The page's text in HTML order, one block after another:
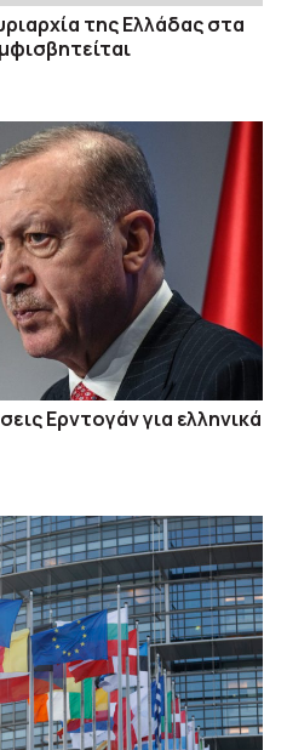
της Ελλάδας στα
Ερντογάν για ελληνικά